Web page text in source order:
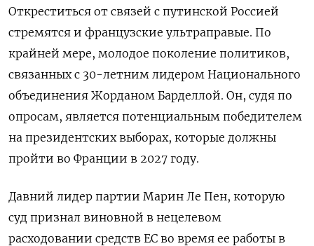
Откреститься от связей с путинской Россией
стремятся и французские ультраправые. По
крайней мере, молодое поколение политиков,
связанных с 30-летним лидером Национального
объединения Жорданом Барделлой. Он, судя по
опросам, является потенциальным победителем
на президентских выборах, которые должны
пройти во Франции в 2027 году.
Давний лидер партии Марин Ле Пен, которую
суд признал виновной в нецелевом
расходовании средств ЕС во время ее работы в